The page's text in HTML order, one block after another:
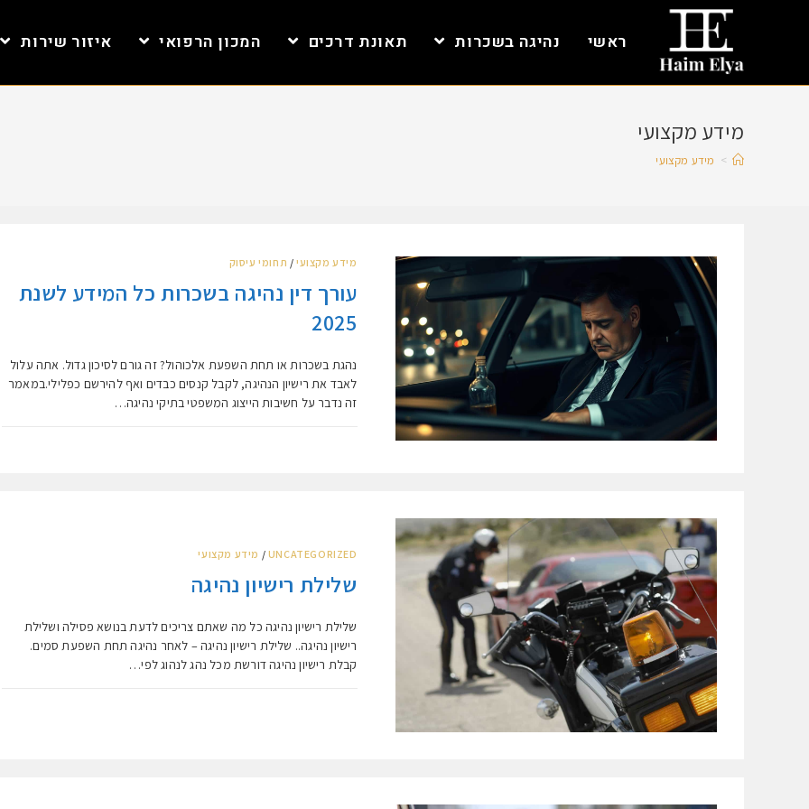
ראשי נהיגה בשכרות תאונת דרכים המכון הרפואי איזור שירות
מידע מקצועי
> מידע מקצועי
מידע מקצועי / תחומי עיסוק
עורך דין נהיגה בשכרות כל המידע לשנת
2025
נהגת בשכרות או תחת השפעת אלכוהול? זה גורם לסיכון גדול. אתה עלול
לאבד את רישיון הנהיגה, לקבל קנסים כבדים ואף להירשם כפלילי.במאמר
זה נדבר על חשיבות הייצוג המשפטי בתיקי נהיגה…
UNCATEGORIZED
/ מידע מקצועי
שלילת רישיון נהיגה
שלילת רישיון נהיגה כל מה שאתם צריכים לדעת בנושא פסילה ושלילת
רישיון נהיגה.. שלילת רישיון נהיגה – לאחר נהיגה תחת השפעת סמים.
קבלת רישיון נהיגה דורשת מכל נהג לנהוג לפי…